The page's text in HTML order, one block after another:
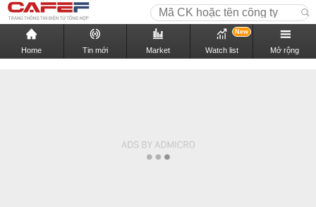
Home Tin mới Market Watch list
New
Mở rộng